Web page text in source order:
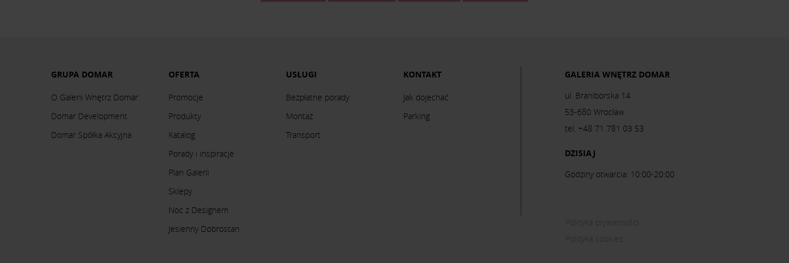
GRUPA DOMAR
O Galerii Wnętrz Domar
Domar Development
Domar Spółka Akcyjna
OFERTA
Promocje
Produkty
Katalog
Porady i inspiracje
Plan Galerii
Sklepy
Noc z Designem
Jesienny Dobrostan
USŁUGI
Bezpłatne porady
Montaż
Transport
KONTAKT
Jak dojechać
Parking
GALERIA WNĘTRZ DOMAR
ul. Braniborska 14
53-680 Wrocław
tel. +48 71 781 03 53
DZISIAJ
Godziny otwarcia: 10:00-20:00